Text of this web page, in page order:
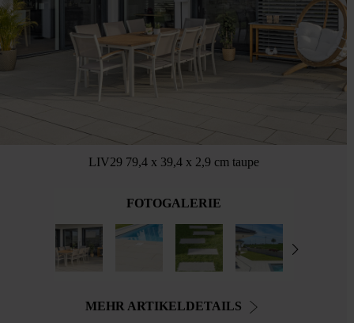
LIV29 79,4 x 39,4 x 2,9 cm taupe
FOTOGALERIE
MEHR ARTIKELDETAILS